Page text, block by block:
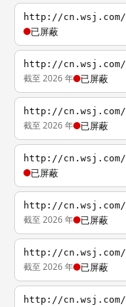
http://cn.wsj.com/
已屏蔽
http://cn.wsj.com/
截至 2026 年 已屏蔽
http://cn.wsj.com/
截至 2026 年 已屏蔽
http://cn.wsj.com/
已屏蔽
http://cn.wsj.com/
截至 2026 年 已屏蔽
http://cn.wsj.com/
截至 2026 年 已屏蔽
http://cn.wsj.com/